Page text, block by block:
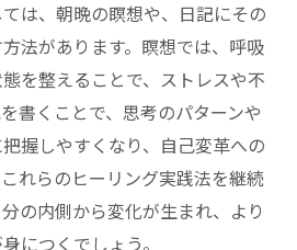
は、朝晩の瞑想や、日記にその
法があります。瞑想では、呼吸
を整えることで、ストレスや不
書くことで、思考のパターンや
握しやすくなり、自己変革への
れらのヒーリング実践法を継続
の内側から変化が生まれ、より